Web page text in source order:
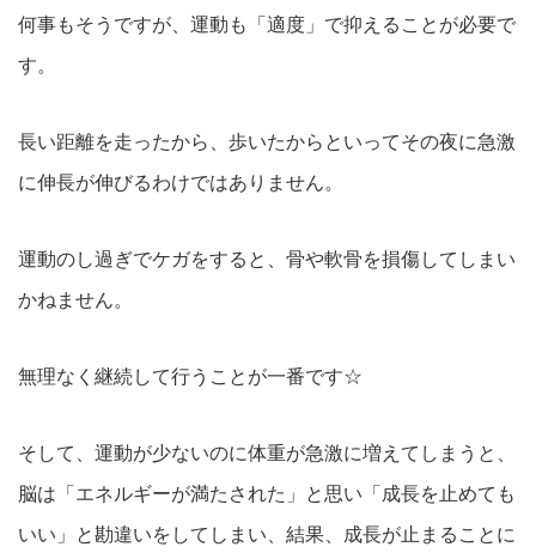
何事もそうですが、運動も「適度」で抑えることが必要で
す。
長い距離を走ったから、歩いたからといってその夜に急激
に伸長が伸びるわけではありません。
運動のし過ぎでケガをすると、骨や軟骨を損傷してしまい
かねません。
無理なく継続して行うことが一番です☆
そして、運動が少ないのに体重が急激に増えてしまうと、
脳は「エネルギーが満たされた」と思い「成長を止めても
いい」と勘違いをしてしまい、結果、成長が止まることに